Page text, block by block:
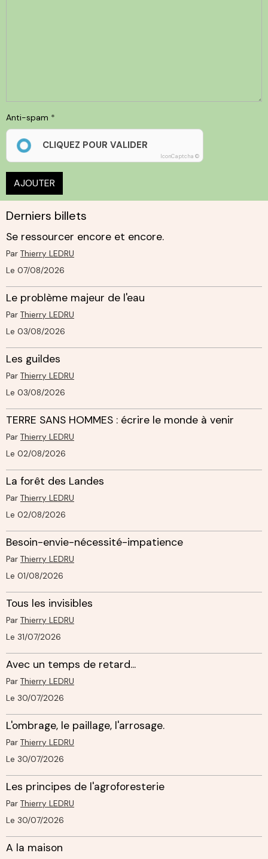
Anti-spam
CLIQUEZ POUR VALIDER
IconCaptcha ©
AJOUTER
Derniers billets
Se ressourcer encore et encore.
Par Thierry LEDRU
Le 07/08/2026
Le problème majeur de l'eau
Par Thierry LEDRU
Le 03/08/2026
Les guildes
Par Thierry LEDRU
Le 03/08/2026
TERRE SANS HOMMES : écrire le monde à venir
Par Thierry LEDRU
Le 02/08/2026
La forêt des Landes
Par Thierry LEDRU
Le 02/08/2026
Besoin-envie-nécessité-impatience
Par Thierry LEDRU
Le 01/08/2026
Tous les invisibles
Par Thierry LEDRU
Le 31/07/2026
Avec un temps de retard...
Par Thierry LEDRU
Le 30/07/2026
L'ombrage, le paillage, l'arrosage.
Par Thierry LEDRU
Le 30/07/2026
Les principes de l'agroforesterie
Par Thierry LEDRU
Le 30/07/2026
A la maison